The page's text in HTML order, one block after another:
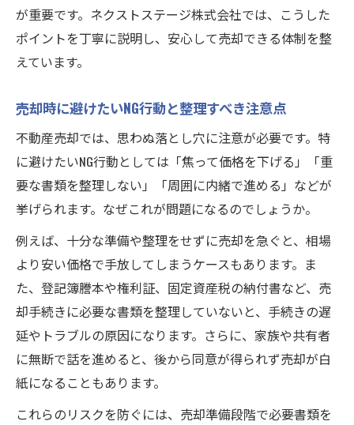
が重要です。ネクストステージ株式会社では、こうした
ポイントを丁寧に説明し、安心して売却できる体制を整
えています。
売却時に避けたいNG行動と整理すべき注意点
不動産売却では、思わぬ落とし穴に注意が必要です。特
に避けたいNG行動としては「焦って価格を下げる」「重
要な書類を整理しない」「周囲に内緒で進める」などが
挙げられます。なぜこれが問題になるのでしょうか。
例えば、十分な準備や整理をせずに売却を急ぐと、相場
より安い価格で手放してしまうケースもあります。ま
た、登記簿謄本や権利証、固定資産税の納付書など、売
却手続きに必要な書類を整理していないと、手続きの遅
延やトラブルの原因になります。さらに、家族や共有者
に無断で話を進めると、後から同意が得られず売却が白
紙になることもあります。
これらのリスクを防ぐには、売却準備段階で必要書類を